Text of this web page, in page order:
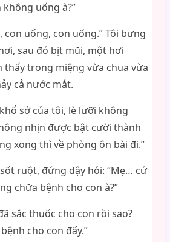
uống à?”
uống, con uống.” Tôi bưng
sau đó bịt mũi, một hơi
thấy trong miệng vừa chua vừa
cả nước mắt.
sở của tôi, lè lưỡi không
nhịn được bật cười thành
xong thì về phòng ôn bài đi.”
sốt ruột, đứng dậy hỏi: “Mẹ… cứ
chữa bệnh cho con à?”
sắc thuốc cho con rồi sao?
cho con đấy.”